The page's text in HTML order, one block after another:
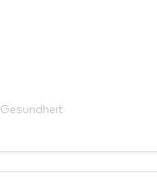
Gesundheit